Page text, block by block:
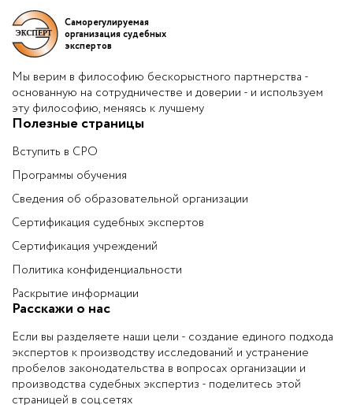
Саморегулируемая
организация судебных
экспертов
Мы верим в философию бескорыстного партнерства -
основанную на сотрудничестве и доверии - и используем
эту философию, меняясь к лучшему
Полезные страницы
Вступить в СРО
Программы обучения
Сведения об образовательной организации
Сертификация судебных экспертов
Сертификация учреждений
Политика конфиденциальности
Раскрытие информации
Расскажи о нас
Если вы разделяете наши цели - создание единого подхода
экспертов к производству исследований и устранение
пробелов законодательства в вопросах организации и
производства судебных экспертиз - поделитесь этой
страницей в соц.сетях